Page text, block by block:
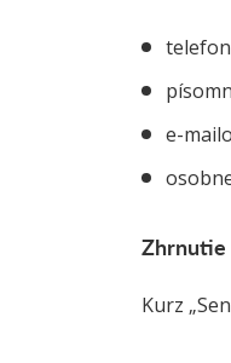
e-
Zhrnutie
Kurz